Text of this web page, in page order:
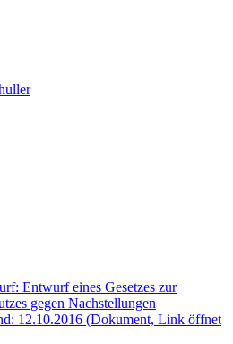
Entwurf eines Gesetzes zur
gegen Nachstellungen
12.10.2016 (Dokument, Link öffnet